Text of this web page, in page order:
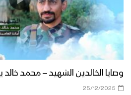
وصايا الخالدين الشهيد – محمد
25/12/2025